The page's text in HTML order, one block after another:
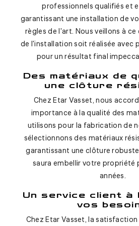
professionnels qualifiés et
garantissant une installation de
règles de l'art. Nous veillons à
de l'installation soit réalisée avec
pour un résultat final
Des matériaux de
une clôture
Chez Etar Vasset, nous
importance à la qualité des
utilisons pour la fabrication de
sélectionnons des matériaux
garantissant une clôture
saura embellir votre propriété
années.
Un service client à
vos
Chez Etar Vasset, la